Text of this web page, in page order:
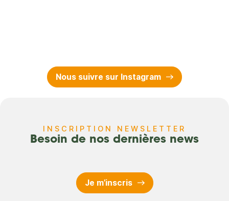
Nous suivre sur Instagram
INSCRIPTION NEWSLETTER
Besoin de nos dernières news
Je m’inscris